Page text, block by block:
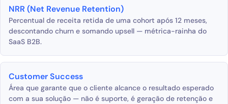
NRR (Net Revenue Retention)
Percentual de receita retida de uma cohort após 12 meses,
descontando churn e somando upsell — métrica-rainha do
SaaS B2B.
Customer Success
Área que garante que o cliente alcance o resultado esperado
com a sua solução — não é suporte, é geração de retenção e